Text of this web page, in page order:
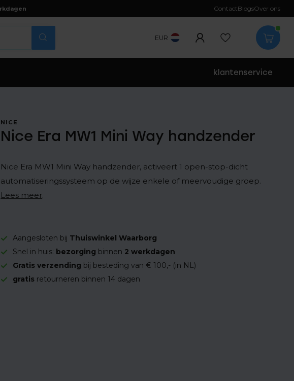
ContactBlogsOver ons
EUR
klantenservice
NICE
Nice Era MW1 Mini Way handzender
Nice Era MW1 Mini Way handzender, activeert 1 open-stop-dicht
automatiseringssysteem op de wijze enkele of meervoudige groep.
Lees meer.
Aangesloten bij Thuiswinkel Waarborg
Snel in huis: bezorging binnen 2 werkdagen
Gratis verzending bij besteding van € 100,- (in NL)
gratis retourneren binnen 14 dagen